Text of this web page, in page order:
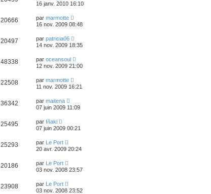
16 janv. 2010 16:10
20666 par marmotte
16 nov. 2009 08:48
20497 par patricia06
14 nov. 2009 18:35
48338 par oceansoul
12 nov. 2009 21:00
22508 par marmotte
11 nov. 2009 16:21
36342 par maitena
07 juin 2009 11:09
25495 par Iñaki
07 juin 2009 00:21
25293 par Le Port
20 avr. 2009 20:24
20186 par Le Port
03 nov. 2008 23:57
23908 par Le Port
03 nov. 2008 23:52